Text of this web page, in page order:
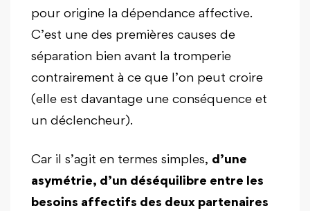
pour origine la dépendance affective.
C’est une des premières causes de
séparation bien avant la tromperie
contrairement à ce que l’on peut croire
(elle est davantage une conséquence et
un déclencheur).
Car il s’agit en termes simples, d’une
asymétrie, d’un déséquilibre entre les
besoins affectifs des deux partenaires